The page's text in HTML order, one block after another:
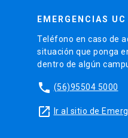
EMERGENCIAS UC
Teléfono en caso de
situación que ponga
dentro de algún
phone (56)95504 5000
launch Ir al sitio de